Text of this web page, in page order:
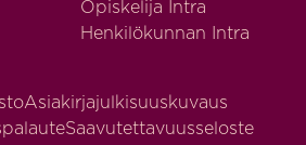
Opiskelija Intra
Henkilökunnan Intra
Asiakirjajulkisuuskuvaus
Saavutettavuusseloste